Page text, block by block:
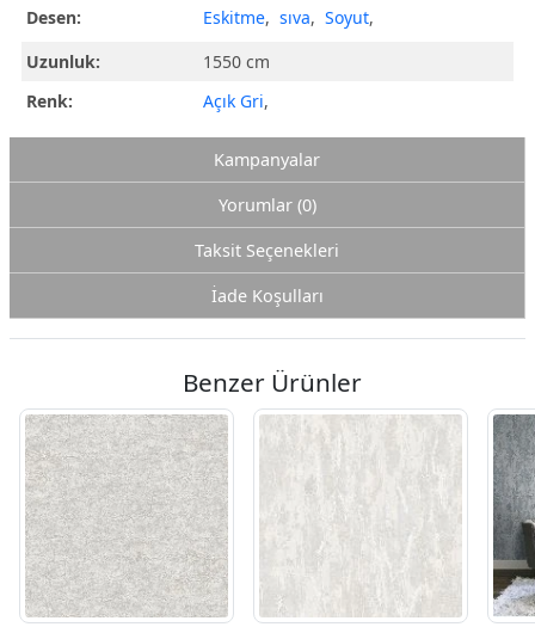
Desen:
Eskitme, sıva, Soyut,
Uzunluk:
1550 cm
Renk:
Açık Gri,
Kampanyalar
Yorumlar (0)
Taksit Seçenekleri
İade Koşulları
Benzer Ürünler